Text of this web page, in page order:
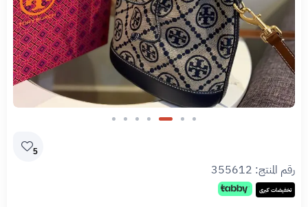
5
رقم المنتج: 355612
تخفيضات كبرى